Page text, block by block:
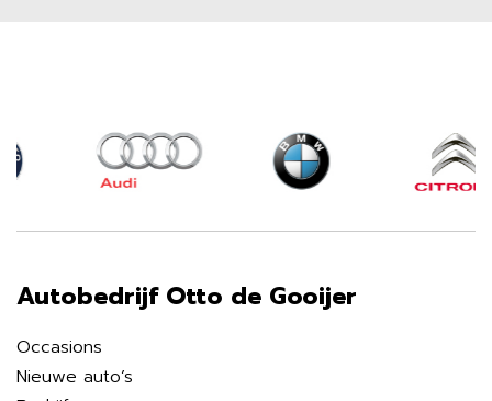
Autobedrijf Otto de Gooijer
Occasions
Nieuwe auto’s